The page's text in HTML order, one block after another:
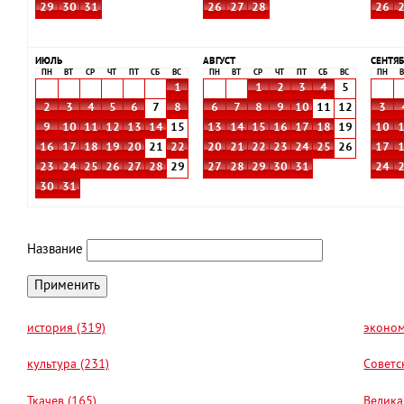
29
30 31
26
27 28
26
ИЮЛЬ
ПН ВТ СР ЧТ СБ ВС
1
2
3 4 5 6 7
8
9
10 11 12 13 14
15
16
17 18 19 20 21
22
23
24 25 26 27 28
29
30
31
АВГУСТ
ПН ВТ СР ЧТ СБ ВС
1 2 3 4
5
6
7 8 9 10 11
12
13
14 15 16 17 18
19
20
21 22 23 24 25
26
27
28 29 30 31
ПН
3
10
17
24
Название
история (319)
культура (231)
Ткачев (165)